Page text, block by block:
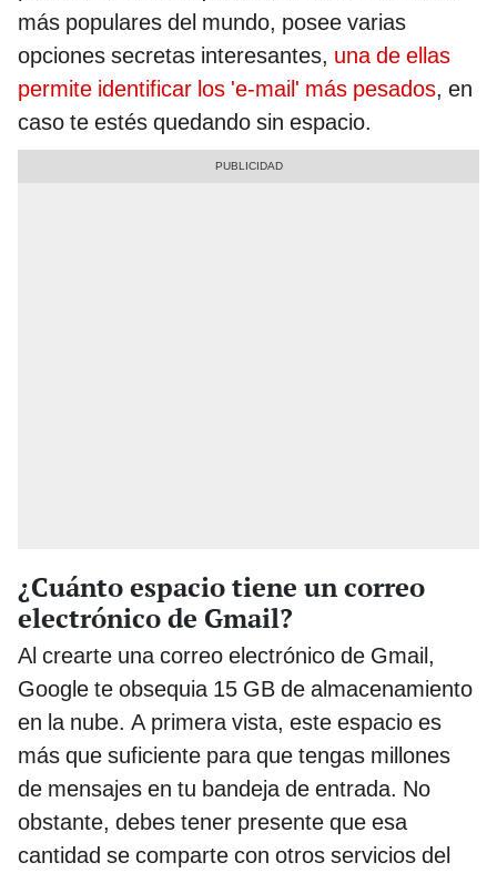
más populares del mundo, posee varias
opciones secretas interesantes, una de ellas
permite identificar los 'e-mail' más pesados, en
caso te estés quedando sin espacio.
¿Cuánto espacio tiene un correo
electrónico de Gmail?
Al crearte una correo electrónico de Gmail,
Google te obsequia 15 GB de almacenamiento
en la nube. A primera vista, este espacio es
más que suficiente para que tengas millones
de mensajes en tu bandeja de entrada. No
obstante, debes tener presente que esa
cantidad se comparte con otros servicios del